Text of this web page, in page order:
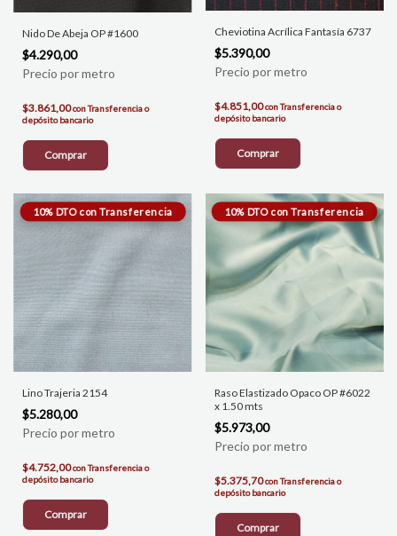
Nido De Abeja OP #1600
$4.290,00
$3.861,00conTransferencia o
depósito bancario
Comprar
Cheviotina Acrílica Fantasía 6737
$5.390,00
$4.851,00conTransferencia o
depósito bancario
Comprar
Lino Trajeria 2154
$5.280,00
$4.752,00conTransferencia o
depósito bancario
Comprar
Raso Elastizado Opaco OP #6022
x 1.50 mts
$5.973,00
$5.375,70conTransferencia o
depósito bancario
Comprar